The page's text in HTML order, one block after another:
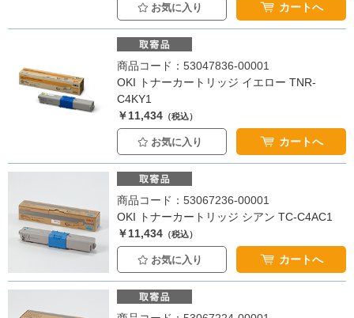
お気に入り カートへ
商品コード：53047836-00001
OKI トナーカートリッジ イエロー TNR-
C4KY1
￥11,434 （税込）
お気に入り カートへ
商品コード：53067236-00001
OKI トナーカートリッジ シアン TC-C4AC1
￥11,434 （税込）
お気に入り カートへ